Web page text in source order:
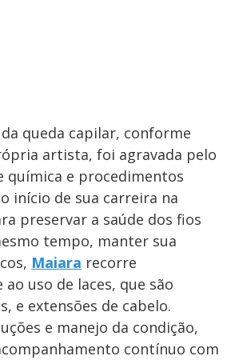
queda capilar, conforme
artista, foi agravada pelo
química e procedimentos
início de sua carreira na
preservar a saúde dos fios
tempo, manter sua
Maiara recorre
uso de laces, que são
e extensões de cabelo.
e manejo da condição,
contínuo com